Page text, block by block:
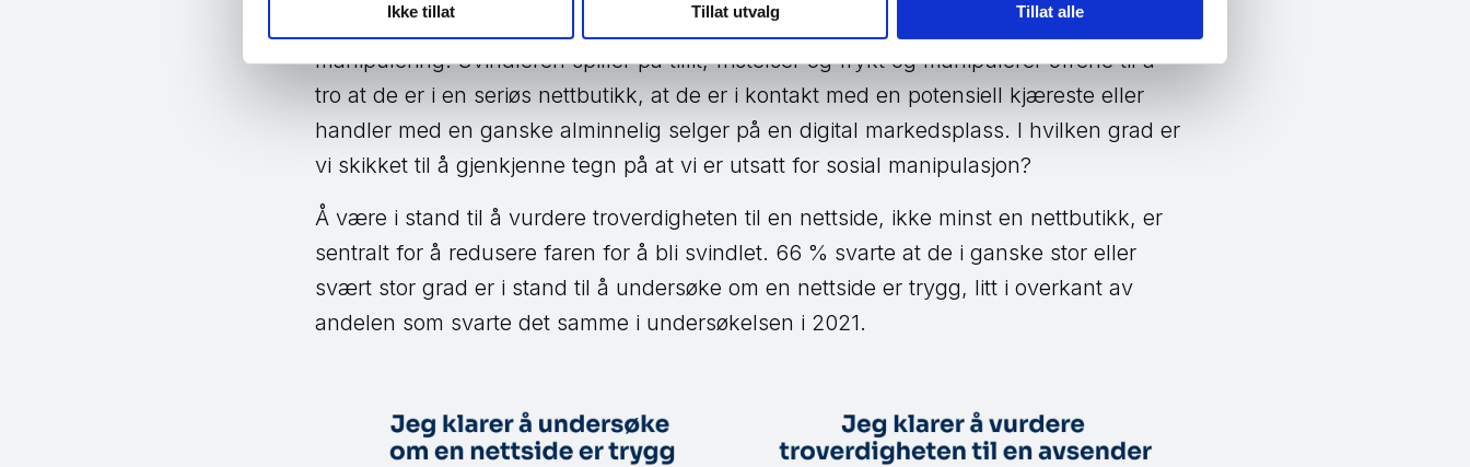
Ikke tillat Tillat utvalg Tillat alle
Felles for disse svindlene er at alle ofrene er blitt utsatt for en type sosial
manipulering. Svindleren spiller på tillit, fristelser og frykt og manipulerer ofrene til å
tro at de er i en seriøs nettbutikk, at de er i kontakt med en potensiell kjæreste eller
handler med en ganske alminnelig selger på en digital markedsplass. I hvilken grad er
vi skikket til å gjenkjenne tegn på at vi er utsatt for sosial manipulasjon?
Å være i stand til å vurdere troverdigheten til en nettside, ikke minst en nettbutikk, er
sentralt for å redusere faren for å bli svindlet. 66 % svarte at de i ganske stor eller
svært stor grad er i stand til å undersøke om en nettside er trygg, litt i overkant av
andelen som svarte det samme i undersøkelsen i 2021.